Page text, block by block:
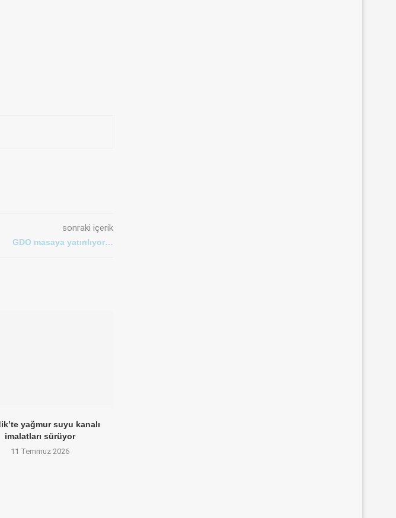
sonraki içerik
GDO masaya yatırılıyor…
yağmur suyu kanalı
imalatları sürüyor
11 Temmuz 2026